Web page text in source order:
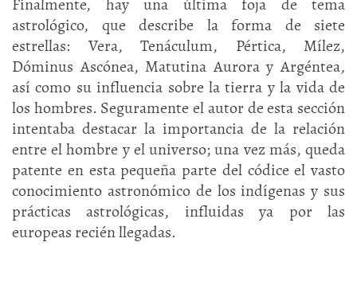
Finalmente, hay una última foja de tema
astrológico, que describe la forma de siete
estrellas: Vera, Tenáculum, Pértica, Mílez,
Dóminus Ascónea, Matutina Aurora y Argéntea,
así como su influencia sobre la tierra y la vida de
los hombres. Seguramente el autor de esta sección
intentaba destacar la importancia de la relación
entre el hombre y el universo; una vez más, queda
patente en esta pequeña parte del códice el vasto
conocimiento astronómico de los indígenas y sus
prácticas astrológicas, influidas ya por las
europeas recién llegadas.